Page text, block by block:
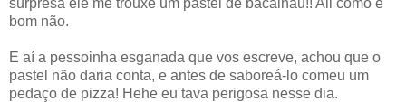
bom não.
E aí a pessoinha esganada que vos escreve, achou que o
pastel não daria conta, e antes de saboreá-lo comeu um
pedaço de pizza! Hehe eu tava perigosa nesse dia.